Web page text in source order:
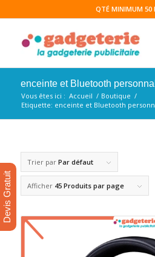
QTÉ MINIMUM 50
enceinte et Bluetooth
Vous êtes ici : Accueil / Boutique /
Etiquette: enceinte et Bluetooth
Trier par Par défaut
Afficher 45 Produits par page
Devis Gratuit